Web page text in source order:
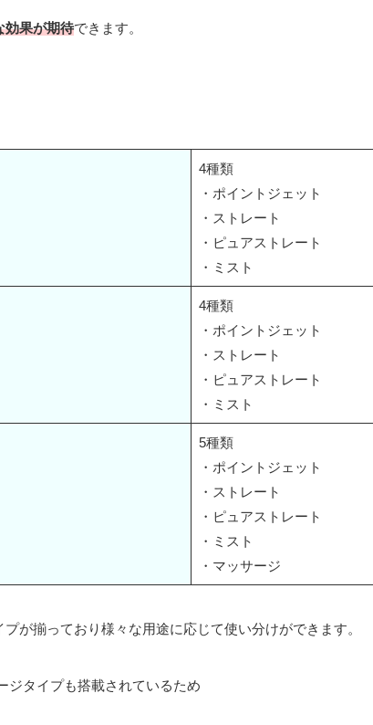
効果が期待できます。
4種類
・ポイントジェット
・ストレート
・ピュアストレート
・ミスト
4種類
・ポイントジェット
・ストレート
・ピュアストレート
・ミスト
5種類
・ポイントジェット
・ストレート
・ピュアストレート
・ミスト
・マッサージ
が揃っており様々な用途に応じて使い分けができます。
ジタイプも搭載されているため